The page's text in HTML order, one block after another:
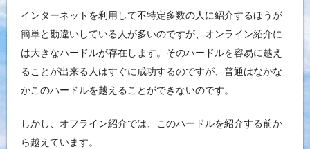
インターネットを利用して不特定多数の人に紹介するほうが
簡単と勘違いしている人が多いのですが、オンライン紹介に
は大きなハードルが存在します。そのハードルを容易に越え
ることが出来る人はすぐに成功するのですが、普通はなかな
かこのハードルを越えることができないのです。
しかし、オフライン紹介では、このハードルを紹介する前か
ら越えています。